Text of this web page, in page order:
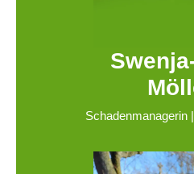
Schadenmanagerin